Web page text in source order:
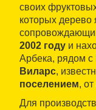
своих
которых дерево
2002 году и
Арбека, рядом
Виларс,
поселением,
Для